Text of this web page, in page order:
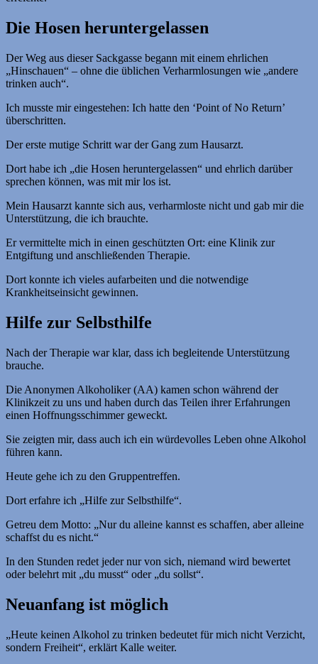
Die Hosen heruntergelassen
Der Weg aus dieser Sackgasse begann mit einem ehrlichen
„Hinschauen“ – ohne die üblichen Verharmlosungen wie „andere
trinken auch“.
Ich musste mir eingestehen: Ich hatte den ‘Point of No Return’
überschritten.
Der erste mutige Schritt war der Gang zum Hausarzt.
Dort habe ich „die Hosen heruntergelassen“ und ehrlich darüber
sprechen können, was mit mir los ist.
Mein Hausarzt kannte sich aus, verharmloste nicht und gab mir die
Unterstützung, die ich brauchte.
Er vermittelte mich in einen geschützten Ort: eine Klinik zur
Entgiftung und anschließenden Therapie.
Dort konnte ich vieles aufarbeiten und die notwendige
Krankheitseinsicht gewinnen.
Hilfe zur Selbsthilfe
Nach der Therapie war klar, dass ich begleitende Unterstützung
brauche.
Die Anonymen Alkoholiker (AA) kamen schon während der
Klinikzeit zu uns und haben durch das Teilen ihrer Erfahrungen
einen Hoffnungsschimmer geweckt.
Sie zeigten mir, dass auch ich ein würdevolles Leben ohne Alkohol
führen kann.
Heute gehe ich zu den Gruppentreffen.
Dort erfahre ich „Hilfe zur Selbsthilfe“.
Getreu dem Motto: „Nur du alleine kannst es schaffen, aber alleine
schaffst du es nicht.“
In den Stunden redet jeder nur von sich, niemand wird bewertet
oder belehrt mit „du musst“ oder „du sollst“.
Neuanfang ist möglich
„Heute keinen Alkohol zu trinken bedeutet für mich nicht Verzicht,
sondern Freiheit“, erklärt Kalle weiter.